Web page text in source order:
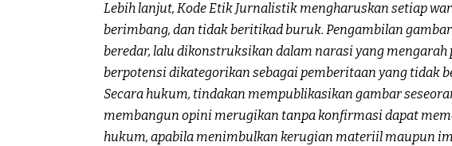
Lebih lanjut, Kode Etik Jurnalistik mengharuskan setiap
berimbang, dan tidak beritikad buruk. Pengambilan
beredar, lalu dikonstruksikan dalam narasi yang
berpotensi dikategorikan sebagai pemberitaan yang tidak
Secara hukum, tindakan mempublikasikan gambar
membangun opini merugikan tanpa konfirmasi dapat
hukum, apabila menimbulkan kerugian materiil maupun